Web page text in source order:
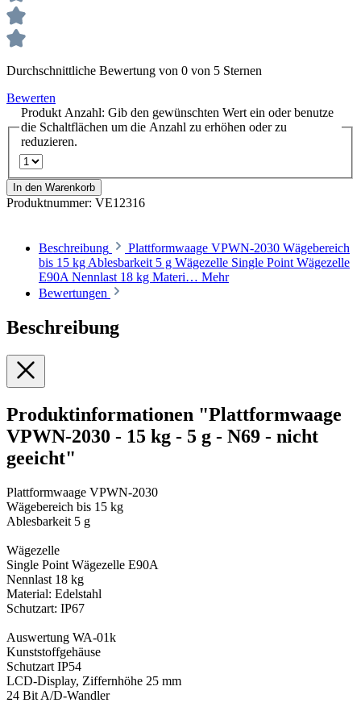
Durchschnittliche Bewertung von 0 von 5 Sternen
Bewerten
Produkt Anzahl: Gib den gewünschten Wert ein oder benutze
die Schaltflächen um die Anzahl zu erhöhen oder zu
reduzieren.
In den Warenkorb
Produktnummer: VE12316
Beschreibung
Plattformwaage VPWN-2030 Wägebereich
bis 15 kg Ablesbarkeit 5 g Wägezelle Single Point Wägezelle
E90A Nennlast 18 kg Materi… Mehr
Bewertungen
Beschreibung
Produktinformationen "Plattformwaage
VPWN-2030 - 15 kg - 5 g - N69 - nicht
geeicht"
Plattformwaage VPWN-2030
Wägebereich bis 15 kg
Ablesbarkeit 5 g
Wägezelle
Single Point Wägezelle E90A
Nennlast 18 kg
Material: Edelstahl
Schutzart: IP67
Auswertung WA-01k
Kunststoffgehäuse
Schutzart IP54
LCD-Display, Ziffernhöhe 25 mm
24 Bit A/D-Wandler